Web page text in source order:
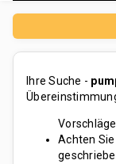
Ihre Suche -
Achten